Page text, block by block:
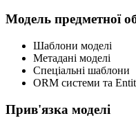
Модель предметної
Шаблони моделі
Метадані моделі
Спеціальні шаблони
ORM системи та
Прив'язка моделі